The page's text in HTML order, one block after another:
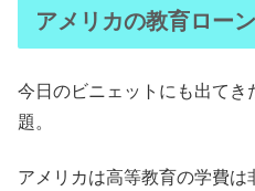
アメリカの教育ローン
今日のビニェットにも出てき
題。
アメリカは高等教育の学費は